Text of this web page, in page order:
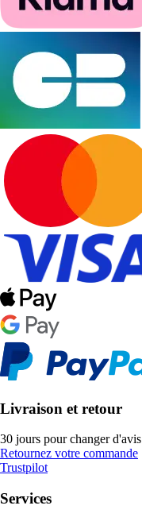
Livraison et retour
30 jours pour changer d'avis
Retournez votre commande
Trustpilot
Services